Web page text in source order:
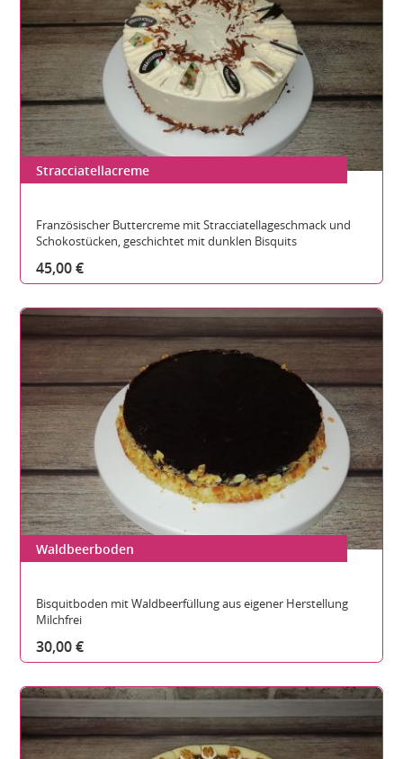
Gesamthöhe:
Durchmesser:
Stracciatellacreme
Französischer Buttercreme mit Stracciatellageschmack und
Schokostücken, geschichtet mit dunklen Bisquits
45,00 €
Gesamthöhe:
Durchmesser:
Waldbeerboden
Bisquitboden mit Waldbeerfüllung aus eigener Herstellung
Milchfrei
30,00 €